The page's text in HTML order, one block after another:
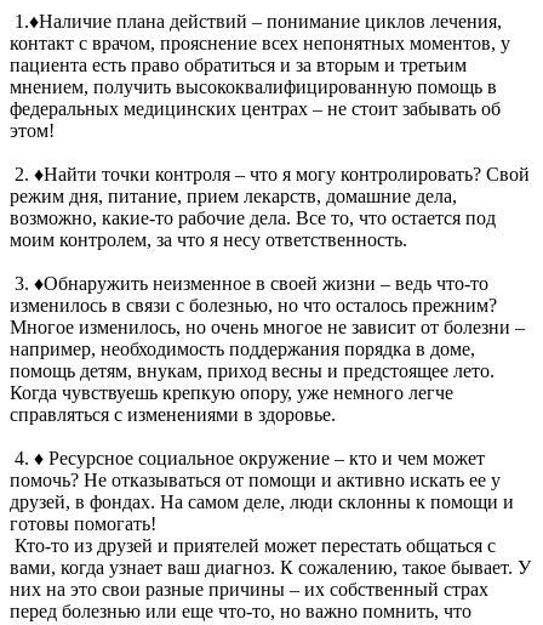
1.♦Наличие плана действий – понимание циклов лечения,
контакт с врачом, прояснение всех непонятных моментов, у
пациента есть право обратиться и за вторым и третьим
мнением, получить высококвалифицированную помощь в
федеральных медицинских центрах – не стоит забывать об
этом!
2. ♦Найти точки контроля – что я могу контролировать? Свой
режим дня, питание, прием лекарств, домашние дела,
возможно, какие-то рабочие дела. Все то, что остается под
моим контролем, за что я несу ответственность.
3. ♦Обнаружить неизменное в своей жизни – ведь что-то
изменилось в связи с болезнью, но что осталось прежним?
Многое изменилось, но очень многое не зависит от болезни –
например, необходимость поддержания порядка в доме,
помощь детям, внукам, приход весны и предстоящее лето.
Когда чувствуешь крепкую опору, уже немного легче
справляться с изменениями в здоровье.
4. ♦ Ресурсное социальное окружение – кто и чем может
помочь? Не отказываться от помощи и активно искать ее у
друзей, в фондах. На самом деле, люди склонны к помощи и
готовы помогать!
Кто-то из друзей и приятелей может перестать общаться с
вами, когда узнает ваш диагноз. К сожалению, такое бывает. У
них на это свои разные причины – их собственный страх
перед болезнью или еще что-то, но важно помнить, что